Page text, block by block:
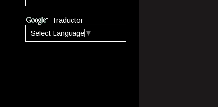
Traductor
Select Language ▼